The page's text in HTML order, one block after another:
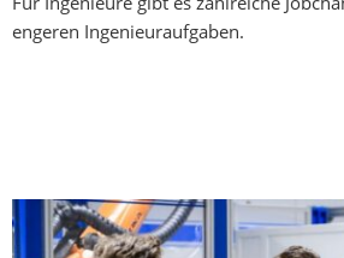
engeren Ingenieuraufgaben.